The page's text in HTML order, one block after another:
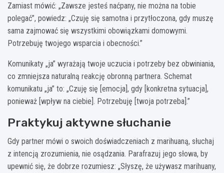
Zamiast mówić: „Zawsze jesteś naćpany, nie można na tobie
polegać”, powiedz: „Czuję się samotna i przytłoczona, gdy muszę
sama zajmować się wszystkimi obowiązkami domowymi.
Potrzebuję twojego wsparcia i obecności.”
Komunikaty „ja” wyrażają twoje uczucia i potrzeby bez obwiniania,
co zmniejsza naturalną reakcję obronną partnera. Schemat
komunikatu „ja” to: „Czuję się [emocja], gdy [konkretna sytuacja],
ponieważ [wpływ na ciebie]. Potrzebuję [twoja potrzeba].”
Praktykuj aktywne słuchanie
Gdy partner mówi o swoich doświadczeniach z marihuaną, słuchaj
z intencją zrozumienia, nie osądzania. Parafrazuj jego słowa, by
upewnić się, że dobrze rozumiesz: „Słyszę, że używasz marihuany,